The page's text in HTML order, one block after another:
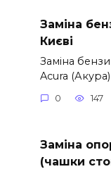
Заміна
Києві
Заміна
Acura (Акура)
0 147
Заміна
(чашки